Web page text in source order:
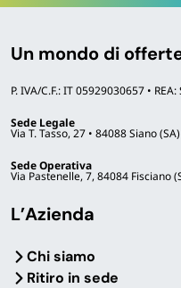
l’atmosfera domestica:
Cuscinidi varie tipologie
Candele profumateper
Deumidificatori e
(durata 60 minuti)
trolley e carrelli spesa
mantenere temperatura
Un mondo di
P. IVA/C.F.: IT 05929030657 •
Sede Legale
Via T. Tasso, 27 • 84088 Siano
Sede Operativa
Via Pastenelle, 7, 84084 Fisciano
L’Azienda
Chi siamo
Ritiro in sede